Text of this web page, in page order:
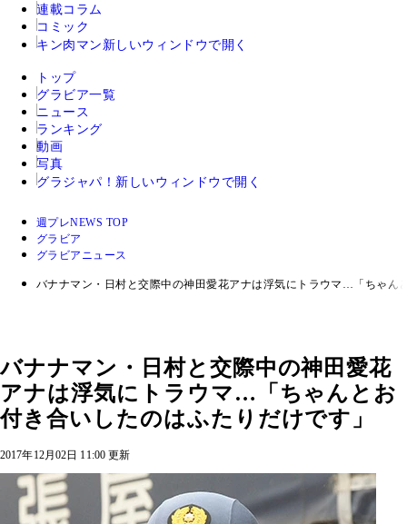
連載コラム
コミック
キン肉マン 新しいウィンドウで開く
トップ
グラビア一覧
ニュース
ランキング
動画
写真
グラジャパ！ 新しいウィンドウで開く
週プレNEWS TOP
グラビア
グラビアニュース
バナナマン・日村と交際中の神田愛花アナは浮気にトラウマ…「ちゃん
バナナマン・日村と交際中の神田愛花
アナは浮気にトラウマ…「ちゃんとお
付き合いしたのはふたりだけです」
2017年12月02日 11:00 更新